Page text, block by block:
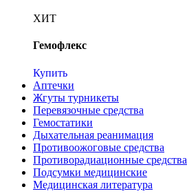
ХИТ
Гемофлекс
Купить
Аптечки
Жгуты турникеты
Перевязочные средства
Гемостатики
Дыхательная реанимация
Противоожоговые средства
Противорадиационные средства
Подсумки медицинские
Медицинская литература